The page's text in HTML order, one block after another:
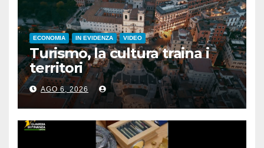
ECONOMIA IN EVIDENZA VIDEO
Turismo, la cultura traina i
territori
AGO 6, 2026